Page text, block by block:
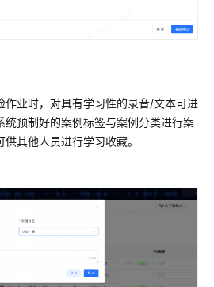
作业时，对具有学习性的录音/文本可进
统预制好的案例标签与案例分类进行案
其他人员进行学习收藏。